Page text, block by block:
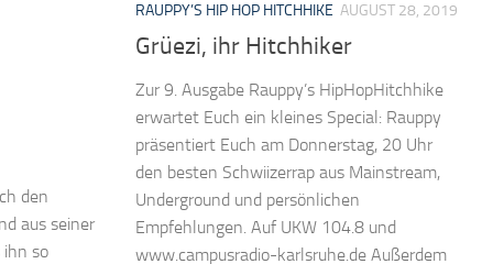
den
aus seiner
ihn so
RAUPPY’S HIP HOP HITCHHIKE AUGUST 28, 2019
Grüezi, ihr Hitchhiker
Zur 9. Ausgabe Rauppy’s HipHopHitchhike
erwartet Euch ein kleines Special: Rauppy
präsentiert Euch am Donnerstag, 20 Uhr
den besten Schwiizerrap aus Mainstream,
Underground und persönlichen
Empfehlungen. Auf UKW 104.8 und
www.campusradio-karlsruhe.de Außerdem